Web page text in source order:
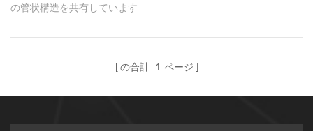
の管状構造を共有しています
します：電気絶縁性、優れた熱
900°C）、および高い熱伝導率
とする領域でも一貫した予測可
の合計 1 ページ